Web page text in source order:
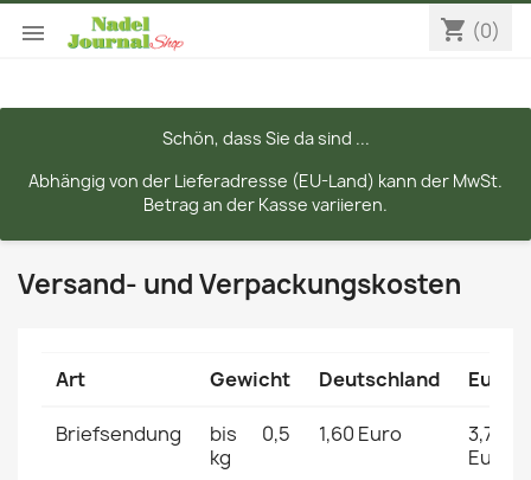
 shopping_cart (0)
Schön, dass Sie da sind ...
Abhängig von der Lieferadresse (EU-Land) kann der MwSt.
Betrag an der Kasse variieren.
Versand- und Verpackungskosten
Art Gewicht Deutschland
Briefsendung
bis 0,5
kg
1,60 Euro
3,70
Euro